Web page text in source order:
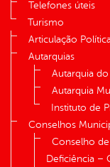
Telefones úteis
Turismo
Articulação
Autarquias
Autarquia
Autarquia
Instituto de
Conselhos
Conselho
Deficiência –